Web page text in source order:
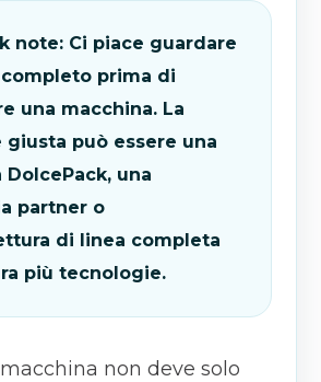
note: Ci piace guardare
prima di
una macchina. La
giusta può essere una
DolcePack, una
partner o
di linea completa
più tecnologie.
non deve solo